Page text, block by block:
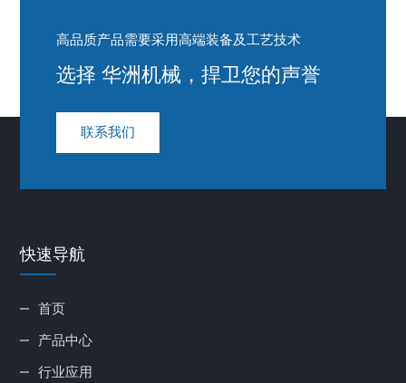
高品质产品需要采用高端装备及工艺技术
选择 华洲机械，捍卫您的声誉
联系我们
快速导航
首页
产品中心
行业应用